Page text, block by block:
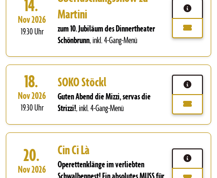
14.
Nov 2026
19.30 Uhr
Martini
zum 10. Jubiläum des Dinnertheater
Schönbrunn,inkl. 4-Gang-Menü
18.
Nov 2026
19.30 Uhr
SOKO Stöckl
Guten Abend die Mizzi, servas die
Strizzi!,inkl. 4-Gang-Menü
20.
Nov 2026
Cin Ci Là
Operettenklänge im verliebten